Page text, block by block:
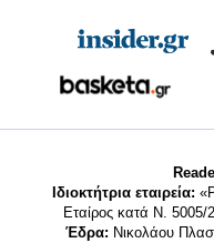
Ιδιοκτήτρια εταιρεία:
Εταίρος κατά Ν.
Έδρα: Νικολάου